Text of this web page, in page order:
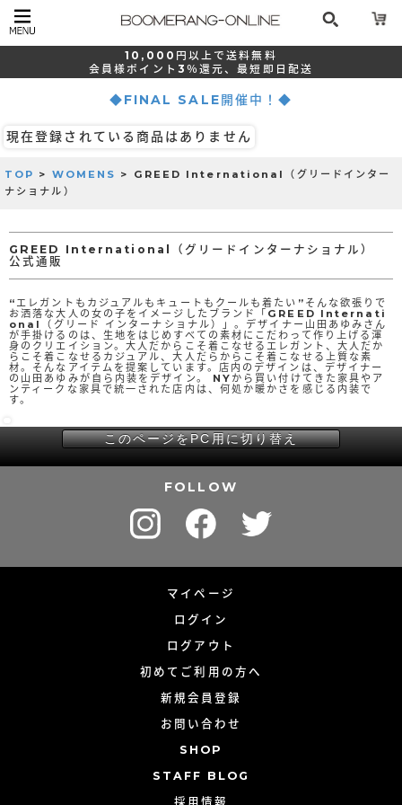
10,000 円以上で送料無料
会員様ポイント 3％還元、最短 即日配送
◆FINAL SALE開催中！◆
TOP > WOMENS > GREED International（グリードインター
ナショナル）
GREED International（グリードインターナショナル）
公式通販
“エレガントもカジュアルもキュートもクールも着たい”そんな欲張りで
お洒落な大人の女の子をイメージしたブランド「GREED Internati
onal（グリード インターナショナル）」。デザイナー山田あゆみさん
が手掛けるのは、生地をはじめすべての素材にこだわって作り上げる渾
身のクリエイション。大人だからこそ着こなせるエレガント、大人だか
らこそ着こなせるカジュアル、大人だらからこそ着こなせる上質な素
材。そんなアイテムを提案しています。店内のデザインは、デザイナー
の山田あゆみが自ら内装をデザイン。 NYから買い付けてきた家具やア
ンティークな家具で統一された店内は、何処か暖かさを感じる内装で
す。
現在登録されている商品はありません
FOLLOW
マイページ
ログイン
ログアウト
初めてご利用の方へ
新規会員登録
お問い合わせ
SHOP
STAFF BLOG
採用情報
このページをPC用に切り替え